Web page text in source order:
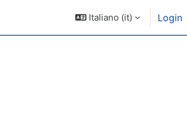
Italiano ‎(it)‎ Login